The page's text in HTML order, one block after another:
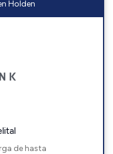
Holden
de hasta